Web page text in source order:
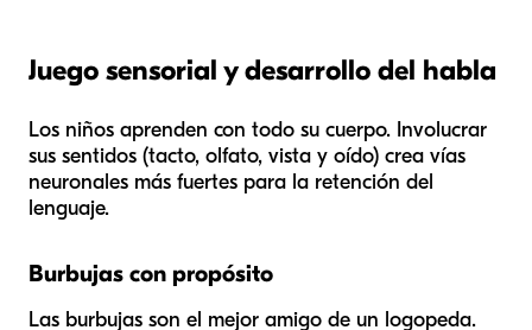
Juego sensorial y desarrollo del habla
Los niños aprenden con todo su cuerpo. Involucrar
sus sentidos (tacto, olfato, vista y oído) crea vías
neuronales más fuertes para la retención del
lenguaje.
Burbujas con propósito
Las burbujas son el mejor amigo de un logopeda.